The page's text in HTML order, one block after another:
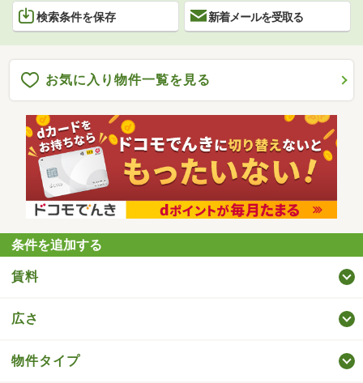
検索条件を保存 新着メールを受取る
お気に入り物件一覧を見る
条件を追加する
賃料
広さ
物件タイプ